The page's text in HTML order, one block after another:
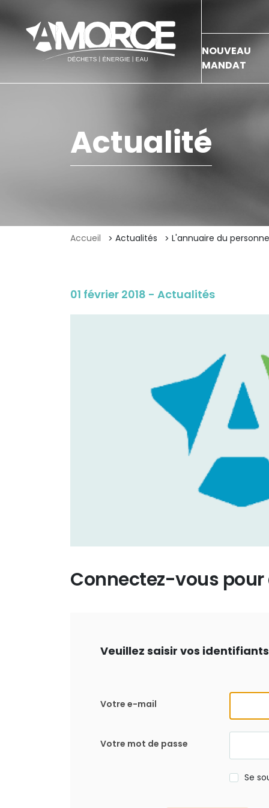
NOUVEAU
MANDAT
Actualité
Accueil Actualités L'annuaire du
01 février 2018 - Actualités
Connectez-vous
Veuillez saisir vos
Votre e-mail
Votre mot de passe
Se